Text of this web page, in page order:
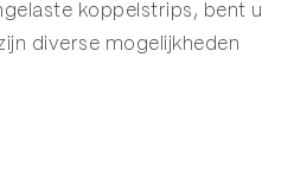
koppelstrips, bent u
diverse mogelijkheden